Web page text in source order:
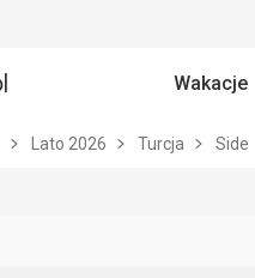
Wakacje
Lato 2026 Turcja Side